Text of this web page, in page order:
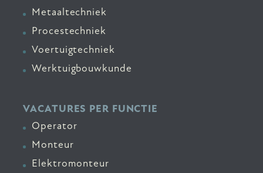
Metaaltechniek
Procestechniek
Voertuigtechniek
Werktuigbouwkunde
VACATURES PER FUNCTIE
Operator
Monteur
Elektromonteur